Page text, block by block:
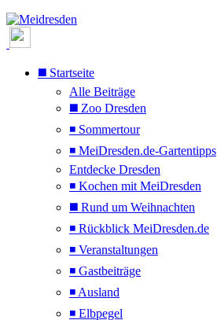
◼️ Startseite
Alle Beiträge
◼️ Zoo Dresden
◾ Sommertour
◾ MeiDresden.de-Gartentipps
Entdecke Dresden
◾ Kochen mit MeiDresden
◼️ Rund um Weihnachten
◾ Rückblick MeiDresden.de
◾ Veranstaltungen
◾ Gastbeiträge
◾ Ausland
◾ Elbpegel